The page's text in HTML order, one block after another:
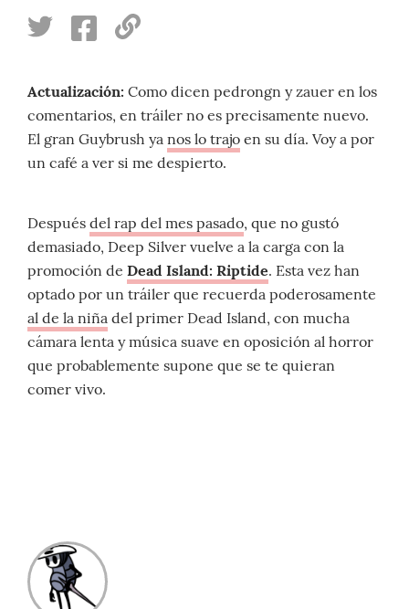
Actualización: Como dicen pedrongn y zauer en los
comentarios, en tráiler no es precisamente nuevo.
El gran Guybrush ya nos lo trajo en su día. Voy a por
un café a ver si me despierto.
Después del rap del mes pasado, que no gustó
demasiado, Deep Silver vuelve a la carga con la
promoción de Dead Island: Riptide. Esta vez han
optado por un tráiler que recuerda poderosamente
al de la niña del primer Dead Island, con mucha
cámara lenta y música suave en oposición al horror
que probablemente supone que se te quieran
comer vivo.